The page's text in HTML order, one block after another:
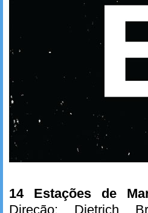
14 Estações de
Direção: Dietrich